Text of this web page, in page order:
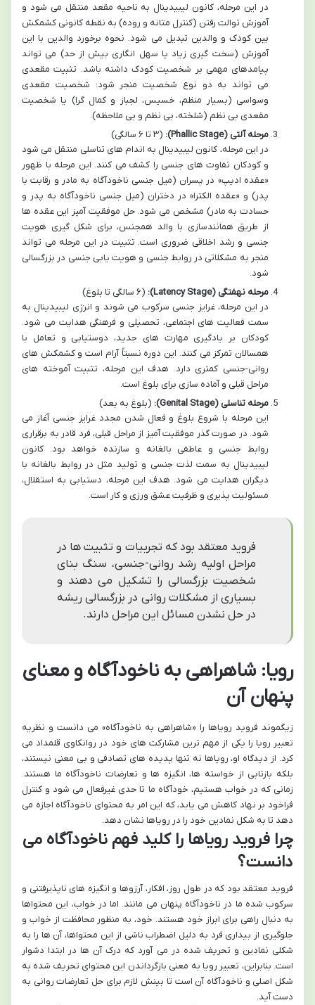
در این مرحله، کانون لیبیدینال به ناحیه مقعد منتقل می شود و
آموزش توالت رفتن (کنترل مثانه و روده) به نقطه کانونی کشمکش
بین کودک و والدین تبدیل می شود. نحوه برخورد والدین با این
آموزش (سخت گیری زیاد یا سهل انگاری بیش از حد) می تواند
پیامدهای مهمی بر شخصیت کودک داشته باشد. تثبیت مقعدی
می تواند به دو نوع شخصیت منجر شود: شخصیت مقعدی
وسواسی (بسیار منظم، خسیس، لجباز و کمال گرا) یا شخصیت
مقعدی بی نظم (شلخته، بی نظم و بی ملاحظه).
مرحله آلتی (Phallic Stage):
(۳ تا ۶ سالگی)
در این مرحله، کانون لیبیدینال به اندام های تناسلی منتقل می شود
و کودکان تفاوت های جنسی را کشف می کنند. این مرحله با ظهور
«عقده ادیپ» در پسران (میل جنسی ناخودآگاه به مادر و رقابت با
پدر) و «عقده الکترا» در دختران (میل جنسی ناخودآگاه به پدر و
حسادت به مادر) مشخص می شود. حل موفقیت آمیز این عقده ها
از طریق همانندسازی با والد همجنس، برای شکل گیری هویت
جنسی و رشد اخلاقی ضروری است. تثبیت در این مرحله می تواند
منجر به مشکلاتی در روابط جنسی و هویت یابی جنسی در بزرگسالی
شود.
مرحله نهفتگی (Latency Stage):
(۶ سالگی تا بلوغ)
در این مرحله، غرایز جنسی سرکوب می شوند و انرژی لیبیدینال به
سمت فعالیت های اجتماعی، تحصیلی و فرهنگی هدایت می شود.
کودکان بر یادگیری مهارت های جدید، دوستیابی و تعامل با
همسالان تمرکز می کنند. این دوره نسبتاً آرام است و کشمکش های
روانی-جنسی کمتری دارد. هدف این مرحله، تثبیت آموخته های
مراحل قبلی و آماده سازی برای بلوغ است.
مرحله تناسلی (Genital Stage):
(بلوغ به بعد)
این مرحله با شروع بلوغ و فعال شدن مجدد غرایز جنسی آغاز می
شود. در صورت گذر موفقیت آمیز از مراحل قبلی، فرد قادر به برقراری
روابط جنسی و عاطفی بالغانه و سازنده خواهد بود. کانون
لیبیدینال به سمت لذت جنسی و تولید مثل در روابط بالغانه با
دیگران هدایت می شود. هدف این مرحله، دستیابی به استقلال،
مسئولیت پذیری و ظرفیت عشق ورزی و کار است.
فروید معتقد بود که تجربیات و تثبیت ها در
مراحل اولیه رشد روانی-جنسی، سنگ بنای
شخصیت بزرگسالی را تشکیل می دهند و
بسیاری از مشکلات روانی در بزرگسالی ریشه
در حل نشدن مسائل این مراحل دارند.
رویا: شاهراهی به ناخودآگاه و معنای
پنهان آن
زیگموند فروید رویاها را «شاهراهی به ناخودآگاه» می دانست و نظریه
تعبیر رویا را یکی از مهم ترین مشارکت های خود در روانکاوی قلمداد می
کرد. از دیدگاه او، رویاها نه تنها پدیده های تصادفی و بی معنی نیستند،
بلکه بازتابی از خواسته ها، انگیزه ها و تعارضات ناخودآگاه ما هستند.
زمانی که در خواب هستیم، خودآگاه ما تا حدی غیرفعال می شود و کنترل
فراخود بر نهاد کاهش می یابد، که این امر به محتوای ناخودآگاه اجازه می
دهد تا به شکل نمادین خود را در رویاها نشان دهد.
چرا فروید رویاها را کلید فهم ناخودآگاه می
دانست؟
فروید معتقد بود که در طول روز، افکار، آرزوها و انگیزه های ناپذیرفتنی و
سرکوب شده ما در ناخودآگاه پنهان می مانند. اما در خواب، این محتواها
به دنبال راهی برای ابراز خود هستند. خود، به منظور محافظت از خواب و
جلوگیری از بیداری فرد به دلیل اضطراب ناشی از این محتواها، آن ها را به
شکلی نمادین و تحریف شده در می آورد که درک آن ها در ابتدا دشوار
است. بنابراین، تعبیر رویا به معنی بازگرداندن این محتوای تحریف شده به
شکل اصلی و ناخودآگاه آن است تا بینش لازم برای حل تعارضات روانی به
دست آید.